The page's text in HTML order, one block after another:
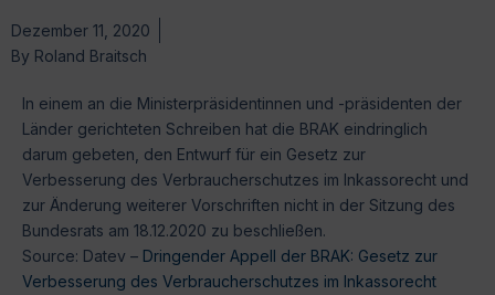
Dezember 11, 2020
By Roland Braitsch
In einem an die Ministerpräsidentinnen und -präsidenten der
Länder gerichteten Schreiben hat die BRAK eindringlich
darum gebeten, den Entwurf für ein Gesetz zur
Verbesserung des Verbraucherschutzes im Inkassorecht und
zur Änderung weiterer Vorschriften nicht in der Sitzung des
Bundesrats am 18.12.2020 zu beschließen.
Source: Datev – Dringender Appell der BRAK: Gesetz zur
Verbesserung des Verbraucherschutzes im Inkassorecht